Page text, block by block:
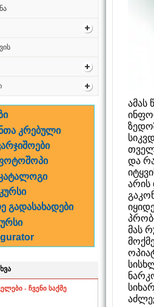
კრებული
კატალოგი
გადასახადები
- ჩვენი საქმე
ამას
და
არის
მას